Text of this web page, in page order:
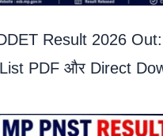
Result 2026 Out:
PDF और Direct